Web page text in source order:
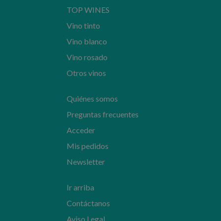
TOP WINES
Vino tinto
Vino blanco
Vino rosado
Otros vinos
Quiénes somos
Preguntas frecuentes
Acceder
Mis pedidos
Newsletter
Ir arriba
Contáctanos
Aviso Legal